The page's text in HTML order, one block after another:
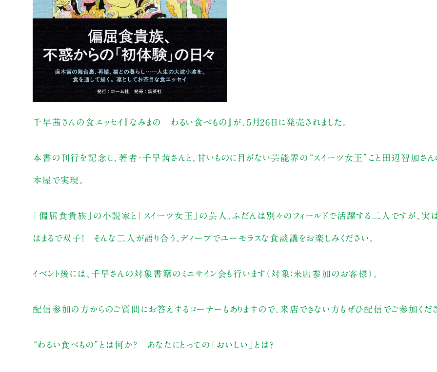
千早茜さんの食エッセイ『なみまの わるい食べもの』が、5月26日に発売されました。
本書の刊行を記念し、著者・千早茜さんと、甘いものに目がない芸能界の“スイーツ女王”こと田辺智加さ
本屋で実現。
「偏屈食貴族」の小説家と「スイーツ女王」の芸人、ふだんは別々のフィールドで活躍する二人ですが、
はまるで双子！ そんな二人が語り合う、ディープでユーモラスな食談議をお楽しみください。
イベント後には、千早さんの対象書籍のミニサイン会も行います（対象：来店参加のお客様）。
配信参加の方からのご質問にお答えするコーナーもありますので、来店できない方もぜひ配信でご参加くださ
“わるい食べもの”とは何か？ あなたにとっての「おいしい」とは？